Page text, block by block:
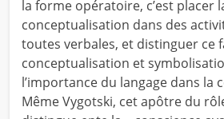
la forme opératoire, c’est placer
conceptualisation dans des
toutes verbales, et distinguer ce
conceptualisation et
l’importance du langage dans la
Même Vygotski, cet apôtre du